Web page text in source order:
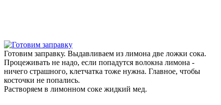
Готовим заправку. Выдавливаем из лимона две ложки сока.
Процеживать не надо, если попадутся волокна лимона -
ничего страшного, клетчатка тоже нужна. Главное, чтобы
косточки не попались.
Растворяем в лимонном соке жидкий мед.